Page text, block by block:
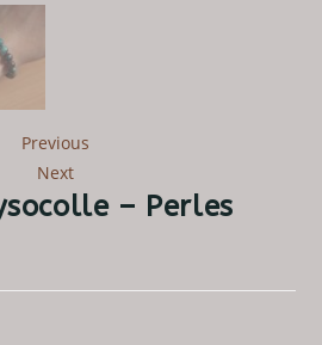
Previous
Next
– Perles